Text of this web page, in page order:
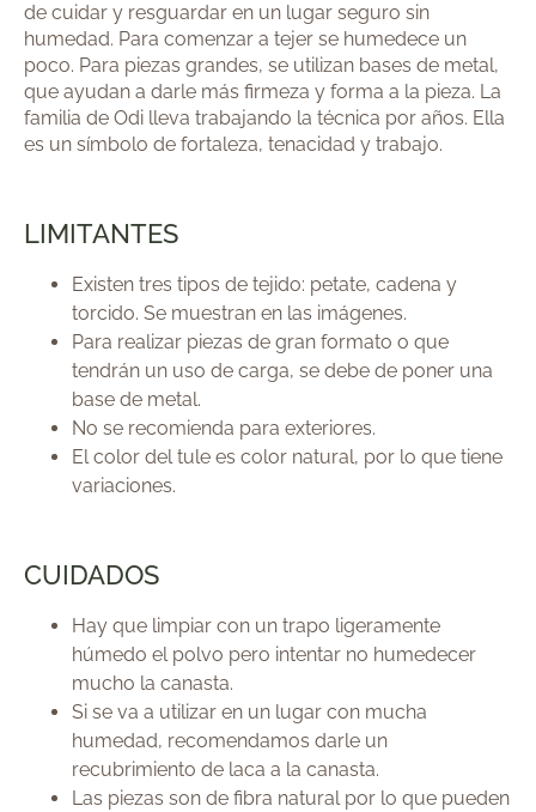
de cuidar y resguardar en un lugar seguro sin
humedad. Para comenzar a tejer se humedece un
poco. Para piezas grandes, se utilizan bases de metal,
que ayudan a darle más firmeza y forma a la pieza. La
familia de Odi lleva trabajando la técnica por años. Ella
es un símbolo de fortaleza, tenacidad y trabajo.
LIMITANTES
Existen tres tipos de tejido: petate, cadena y
torcido. Se muestran en las imágenes.
Para realizar piezas de gran formato o que
tendrán un uso de carga, se debe de poner una
base de metal.
No se recomienda para exteriores.
El color del tule es color natural, por lo que tiene
variaciones.
CUIDADOS
Hay que limpiar con un trapo ligeramente
húmedo el polvo pero intentar no humedecer
mucho la canasta.
Si se va a utilizar en un lugar con mucha
humedad, recomendamos darle un
recubrimiento de laca a la canasta.
Las piezas son de fibra natural por lo que pueden